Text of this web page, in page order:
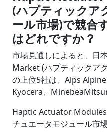
(ハプティックア
ール市場)で競合
はどれですか？
市場見通しによると、
Market (ハプティックア
の上位5社は、Alps
Kyocera、
Haptic Actuator
チュエータモジュール市